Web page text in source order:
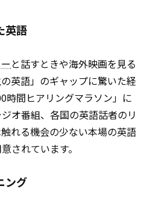
英語
と話すときや海外映画を見る
英語」のギャップに驚いた経
時間ヒアリングマラソン」に
オ番組、各国の英語話者のリ
れる機会の少ない本場の英語
されています。
ング